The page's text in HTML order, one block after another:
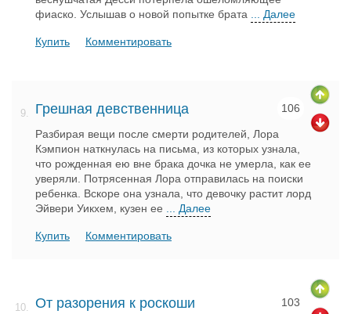
фиаско. Услышав о новой попытке брата
... Далее
Купить Комментировать
9. Грешная девственница 106
Разбирая вещи после смерти родителей, Лора
Кэмпион наткнулась на письма, из которых узнала,
что рожденная ею вне брака дочка не умерла, как ее
уверяли. Потрясенная Лора отправилась на поиски
ребенка. Вскоре она узнала, что девочку растит лорд
Эйвери Уикхем, кузен ее
... Далее
Купить Комментировать
10. От разорения к роскоши 103